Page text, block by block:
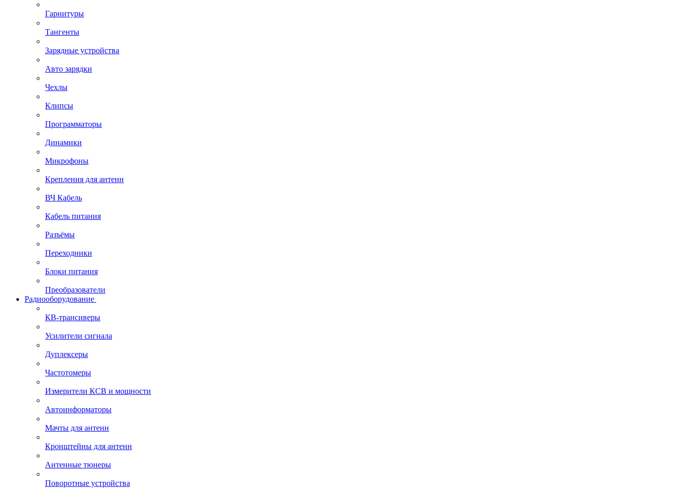
Гарнитуры
Тангенты
Зарядные устройства
Авто зарядки
Чехлы
Клипсы
Программаторы
Динамики
Микрофоны
Крепления для антенн
ВЧ Кабель
Кабель питания
Разъёмы
Переходники
Блоки питания
Преобразователи
Радиооборудование
КВ-трансиверы
Усилители сигнала
Дуплексеры
Частотомеры
Измерители КСВ и мощности
Автоинформаторы
Мачты для антенн
Кронштейны для антенн
Антенные тюнеры
Поворотные устройства